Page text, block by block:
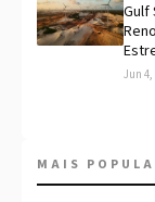
Gulf
Jun 4,
MAIS